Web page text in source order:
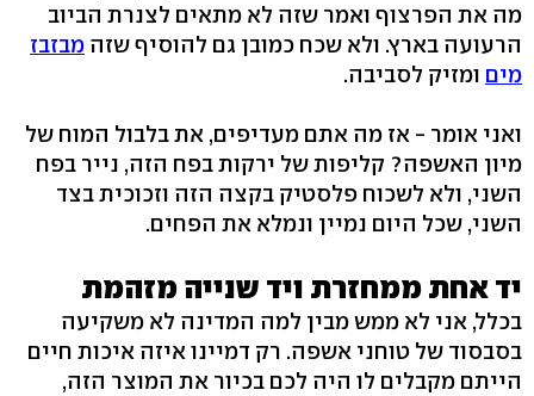
מה את הפרצוף ואמר שזה לא מתאים לצנרת הביוב
הרעועה בארץ. ולא שכח כמובן גם להוסיף שזה מבזבז
מים ומזיק לסביבה.
ואני אומר - אז מה אתם מעדיפים, את בלבול המוח של
מיון האשפה? קליפות של ירקות בפח הזה, נייר בפח
השני, ולא לשכוח פלסטיק בקצה הזה וזכוכית בצד
השני, שכל היום נמיין ונמלא את הפחים.
יד אחת ממחזרת ויד שנייה מזהמת
בכלל, אני לא ממש מבין למה המדינה לא משקיעה
בסבסוד של טוחני אשפה. רק דמיינו איזה איכות חיים
הייתם מקבלים לו היה לכם בכיור את המוצר הזה,